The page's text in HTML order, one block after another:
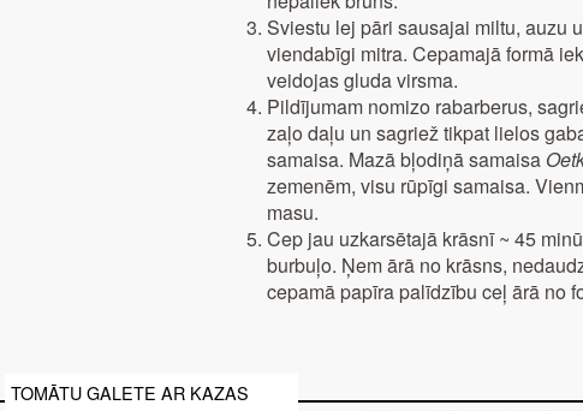
Sviestu lej pāri sausajai miltu, auzu
viendabīgi mitra. Cepamajā formā
veidojas gluda virsma.
Pildījumam nomizo rabarberus,
zaļo daļu un sagriež tikpat lielos
samaisa. Mazā bļodiņā samaisa
zemenēm, visu rūpīgi samaisa.
masu.
Cep jau uzkarsētajā krāsnī ~ 45
burbuļo. Ņem ārā no krāsns,
cepamā papīra palīdzību ceļ ārā no
TOMĀTU GALETE AR KAZAS